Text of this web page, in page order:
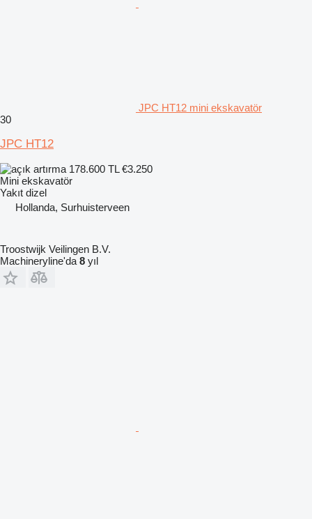
JPC HT12 mini ekskavatör
30
JPC HT12
178.600 TL€3.250
Mini ekskavatör
Yakıt dizel
Hollanda, Surhuisterveen
Troostwijk Veilingen B.V.
Machineryline'da 8 yıl